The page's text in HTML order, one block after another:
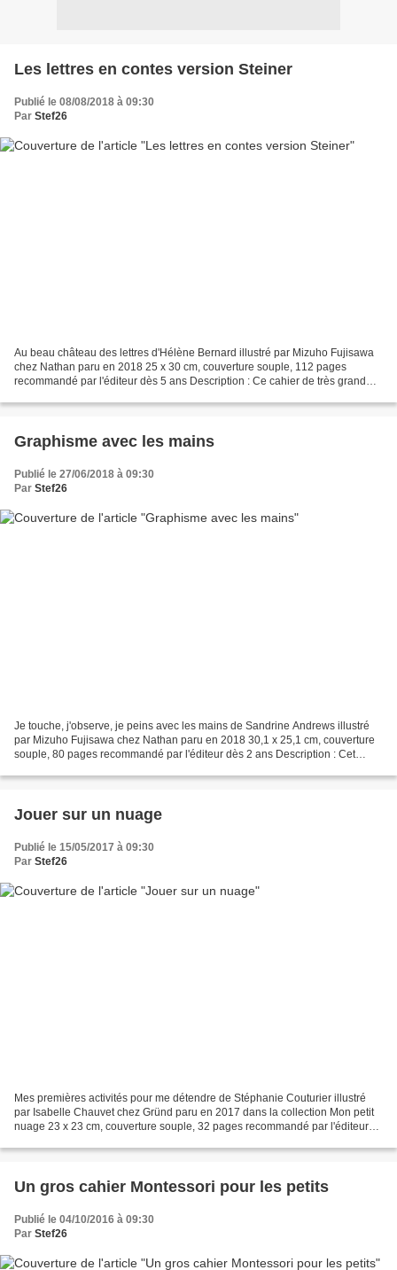
Les lettres en contes version Steiner
Publié le 08/08/2018 à 09:30
Par Stef26
Au beau château des lettres d'Hélène Bernard illustré par Mizuho Fujisawa
chez Nathan paru en 2018 25 x 30 cm, couverture souple, 112 pages
recommandé par l'éditeur dès 5 ans Description : Ce cahier de très grand
Graphisme avec les mains
Publié le 27/06/2018 à 09:30
Par Stef26
Je touche, j'observe, je peins avec les mains de Sandrine Andrews illustré
par Mizuho Fujisawa chez Nathan paru en 2018 30,1 x 25,1 cm, couverture
souple, 80 pages recommandé par l'éditeur dès 2 ans Description : Cet
Jouer sur un nuage
Publié le 15/05/2017 à 09:30
Par Stef26
Mes premières activités pour me détendre de Stéphanie Couturier illustré
par Isabelle Chauvet chez Gründ paru en 2017 dans la collection Mon petit
nuage 23 x 23 cm, couverture souple, 32 pages recommandé par l'éditeur
Un gros cahier Montessori pour les petits
Publié le 04/10/2016 à 09:30
Par Stef26